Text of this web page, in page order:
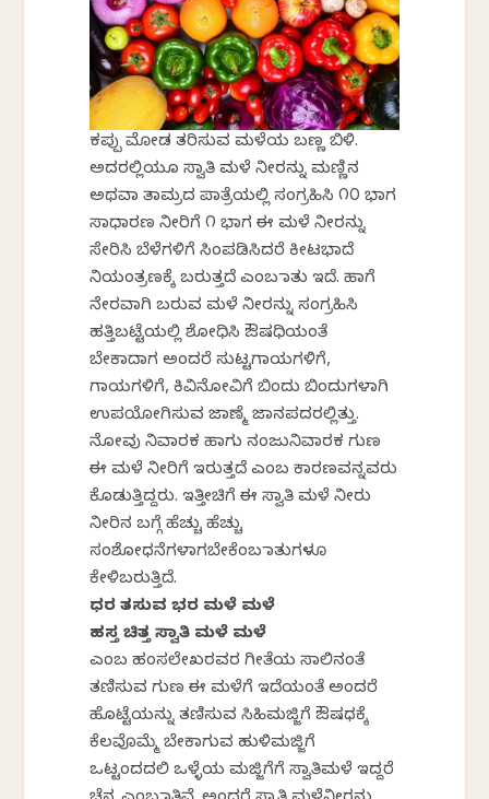
ಕಪ್ಪು ಮೋಡ ತರಿಸುವ ಮಳೆಯ ಬಣ್ಣ ಬಿಳಿ.
ಅದರಲ್ಲಿಯೂ ಸ್ವಾತಿ ಮಳೆ ನೀರನ್ನು ಮಣ್ಣಿನ
ಅಥವಾ ತಾಮ್ರದ ಪಾತ್ರೆಯಲ್ಲಿ ಸಂಗ್ರಹಿಸಿ ೧೦ ಭಾಗ
ಸಾಧಾರಣ ನೀರಿಗೆ ೧ ಭಾಗ ಈ ಮಳೆ ನೀರನ್ನು
ಸೇರಿಸಿ ಬೆಳೆಗಳಿಗೆ ಸಿಂಪಡಿಸಿದರೆ ಕೀಟಭಾದೆ
ನಿಯಂತ್ರಣಕ್ಕೆ ಬರುತ್ತದೆ ಎಂಬ ಮಾತು ಇದೆ. ಹಾಗೆ
ನೇರವಾಗಿ ಬರುವ ಮಳೆ ನೀರನ್ನು ಸಂಗ್ರಹಿಸಿ
ಹತ್ತಿಬಟ್ಟೆಯಲ್ಲಿ ಶೋಧಿಸಿ ಔಷಧಿಯಂತೆ
ಬೇಕಾದಾಗ ಅಂದರೆ ಸುಟ್ಟಗಾಯಗಳಿಗೆ,
ಗಾಯಗಳಿಗೆ, ಕಿವಿನೋವಿಗೆ ಬಿಂದು ಬಿಂದುಗಳಾಗಿ
ಉಪಯೋಗಿಸುವ ಜಾಣ್ಮೆ ಜಾನಪದರಲ್ಲಿತ್ತು.
ನೋವು ನಿವಾರಕ ಹಾಗು ನಂಜುನಿವಾರಕ ಗುಣ
ಈ ಮಳೆ ನೀರಿಗೆ ಇರುತ್ತದೆ ಎಂಬ ಕಾರಣವನ್ನವರು
ಕೊಡುತ್ತಿದ್ದರು. ಇತ್ತೀಚಿಗೆ ಈ ಸ್ವಾತಿ ಮಳೆ ನೀರು
ನೀರಿನ ಬಗ್ಗೆ ಹೆಚ್ಚು ಹೆಚ್ಚು
ಸಂಶೋಧನೆಗಳಾಗಬೇಕೆಂಬ ಮಾತುಗಳೂ
ಕೇಳಿಬರುತ್ತಿದೆ.
ಧರಣಿ ತಣಿಸುವ ಭರಣಿ ಮಳೆ ಮಳೆ
ಹಸ್ತ ಚಿತ್ತ ಸ್ವಾತಿ ಮಳೆ ಮಳೆ
ಎಂಬ ಹಂಸಲೇಖರವರ ಗೀತೆಯ ಸಾಲಿನಂತೆ
ತಣಿಸುವ ಗುಣ ಈ ಮಳೆಗೆ ಇದೆಯಂತೆ ಅಂದರೆ
ಹೊಟ್ಟೆಯನ್ನು ತಣಿಸುವ ಸಿಹಿಮಜ್ಜಿಗೆ ಔಷಧಕ್ಕೆ
ಕೆಲವೊಮ್ಮೆ ಬೇಕಾಗುವ ಹುಳಿಮಜ್ಜಿಗೆ
ಒಟ್ಟಂದದಲಿ ಒಳ್ಳೆಯ ಮಜ್ಜಿಗೆಗೆ ಸ್ವಾತಿಮಳೆ ಇದ್ದರೆ